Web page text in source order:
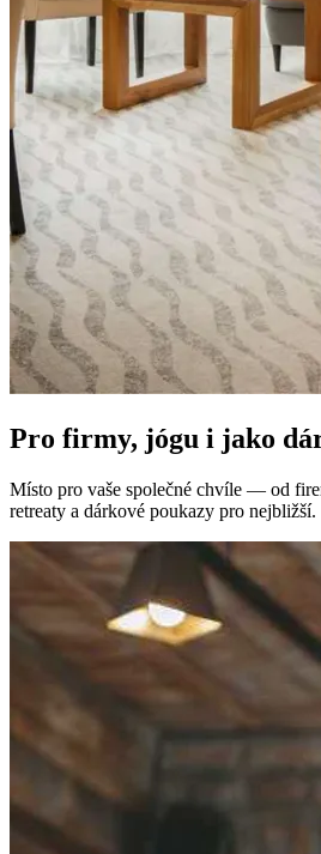
Pro firmy, jógu i jako
Místo pro vaše společné chvíle — od
retreaty a dárkové poukazy pro nejbližší.